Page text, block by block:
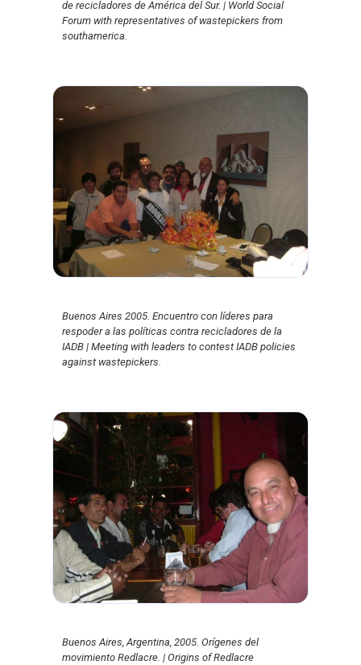
de recicladores de América del Sur. | World Social
Forum with representatives of wastepickers from
southamerica.
Buenos Aires 2005. Encuentro con líderes para
respoder a las políticas contra recicladores de la
IADB | Meeting with leaders to contest IADB policies
against wastepickers.
Buenos Aires, Argentina, 2005. Orígenes del
movimiento Redlacre. | Origins of Redlacre